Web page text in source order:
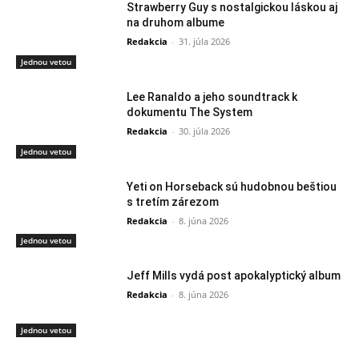
Jednou vetou
Strawberry Guy s nostalgickou láskou aj
na druhom albume
Redakcia - 31. júla 2026
Jednou vetou
Lee Ranaldo a jeho soundtrack k
dokumentu The System
Redakcia - 30. júla 2026
Jednou vetou
Yeti on Horseback sú hudobnou beštiou
s tretím zárezom
Redakcia - 8. júna 2026
Jednou vetou
Jeff Mills vydá post apokalyptický album
Redakcia - 8. júna 2026